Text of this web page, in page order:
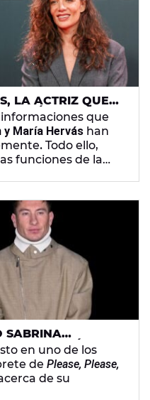
LA ACTRIZ QUE
LAS que
y María Hervás han
. Todo ello,
funciones de la
Gym Tony.
SABRINA
ASÍ HA
en uno de los
de Please, Please,
de su